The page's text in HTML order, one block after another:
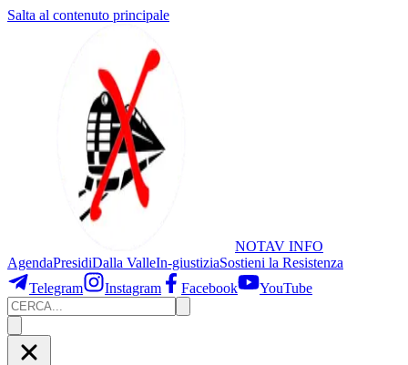
Salta al contenuto principale
NOTAV INFO
AgendaPresidiDalla ValleIn-giustiziaSostieni la Resistenza
Telegram
Instagram Facebook YouTube